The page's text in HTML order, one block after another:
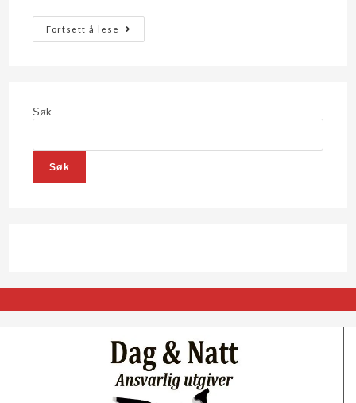
Fortsett å lese
Søk
Søk